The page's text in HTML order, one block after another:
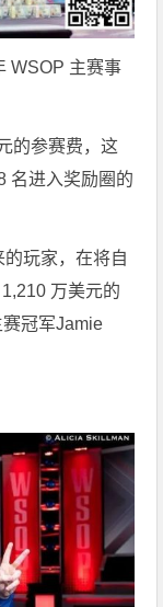
WSOP 主赛事
的参赛费，这
名进入奖励圈的
玩家，在将自
万美元的
冠军Jamie